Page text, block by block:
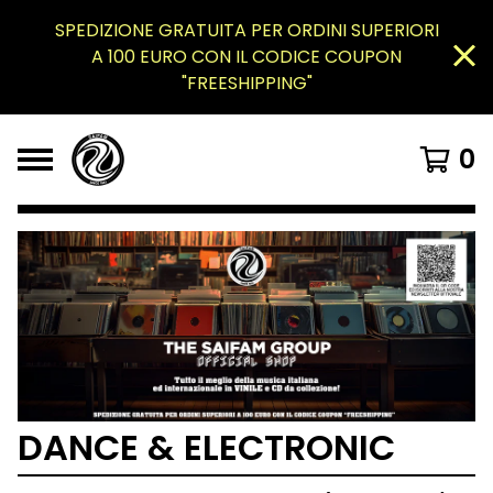
SPEDIZIONE GRATUITA PER ORDINI SUPERIORI
A 100 EURO CON IL CODICE COUPON
"FREESHIPPING"
0
DANCE & ELECTRONIC